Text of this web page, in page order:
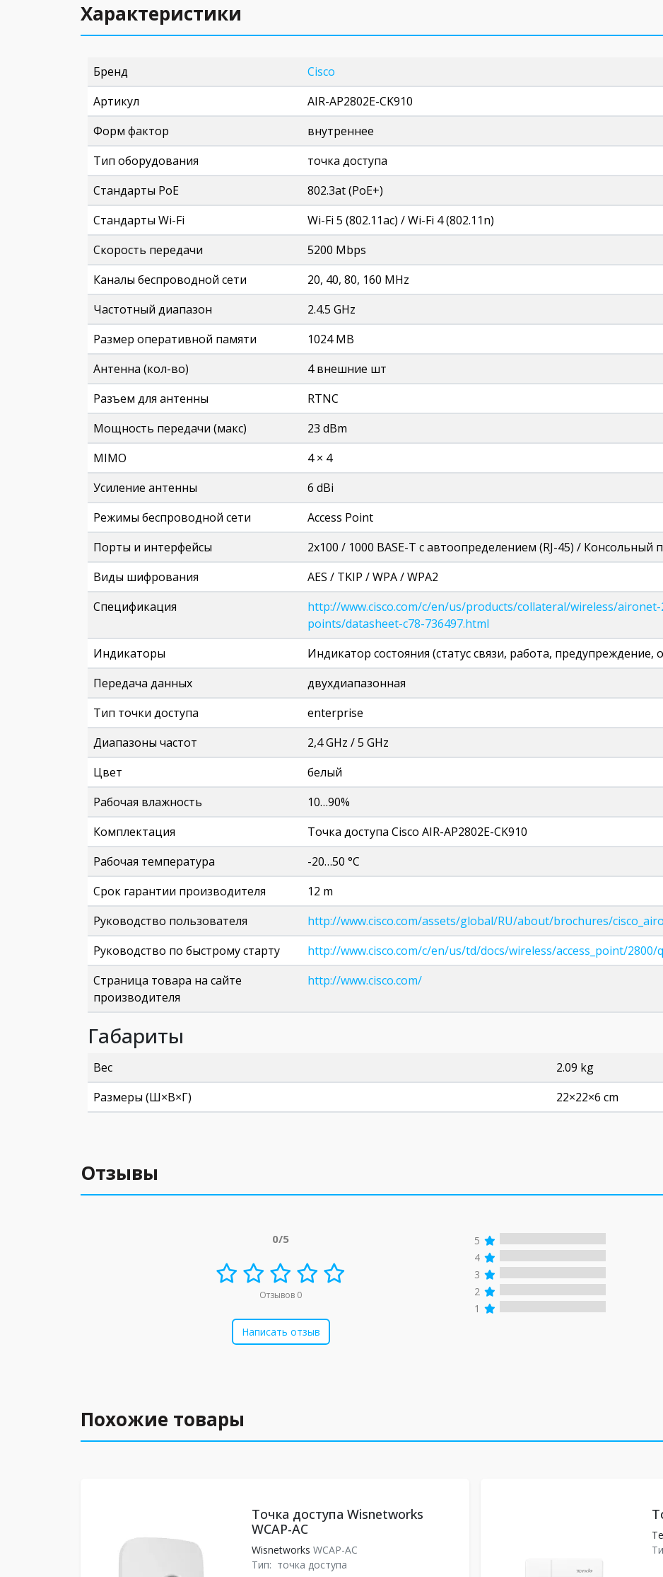
Характеристики
Бренд
Cisco
Артикул
AIR-AP2802E-CK910
Форм фактор
внутреннее
Тип оборудования
точка доступа
Стандарты PoE
802.3at (PoE+)
Стандарты Wi-Fi
Wi-Fi 5 (802.11ac) / Wi-Fi 4 (802.11n)
Скорость передачи
5200 Mbps
Каналы беспроводной сети
20, 40, 80, 160 MHz
Частотный диапазон
2.4.5 GHz
Размер оперативной памяти
1024 MB
Антенна (кол-во)
4 внешние шт
Разъем для антенны
RTNC
Мощность передачи (макс)
23 dBm
MIMO
4 × 4
Усиление антенны
6 dBi
Режимы беспроводной сети
Access Point
Порты и интерфейсы
2x100 / 1000 BASE-T с автоопределением (RJ-45) / Консольный
Виды шифрования
AES / TKIP / WPA / WPA2
Спецификация
http://www.cisco.com/c/en/us/products/collateral/wireless/aironet-
points/datasheet-c78-736497.html
Индикаторы
Индикатор состояния (статус связи, работа, предупреждение,
Передача данных
двухдиапазонная
Тип точки доступа
enterprise
Диапазоны частот
2,4 GHz / 5 GHz
Цвет
белый
Рабочая влажность
10…90%
Комплектация
Точка доступа Cisco AIR-AP2802E-CK910
Рабочая температура
-20…50 °C
Срок гарантии производителя
12 m
Руководство пользователя
http://www.cisco.com/assets/global/RU/about/brochures/
Руководство по быстрому старту
http://www.cisco.com/c/en/us/td/docs/wireless/access_point/
Страница товара на сайте
производителя
http://www.cisco.com/
Габариты
Вес
2.09 kg
Размеры (Ш×В×Г)
22×22×6 cm
Отзывы
0/5
Отзывов 0
Написать отзыв
5
4
3
2
1
Похожие товары
Точка доступа Wisnetworks
WCAP-AC
Wisnetworks WCAP-AC
Тип: точка доступа